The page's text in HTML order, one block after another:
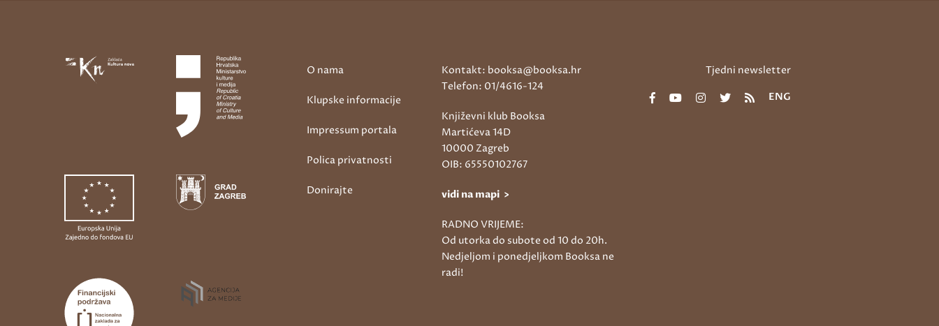
O nama
Klupske informacije
Impressum portala
Polica privatnosti
Donirajte
Kontakt: booksa@booksa.hr
Telefon: 01/4616-124
Književni klub Booksa
Martićeva 14D
10000 Zagreb
OIB: 65550102767
vidi na mapi >
RADNO VRIJEME:
Od utorka do subote od 10 do 20h.
Nedjeljom i ponedjeljkom Booksa ne
radi!
Tjedni newsletter
ENG